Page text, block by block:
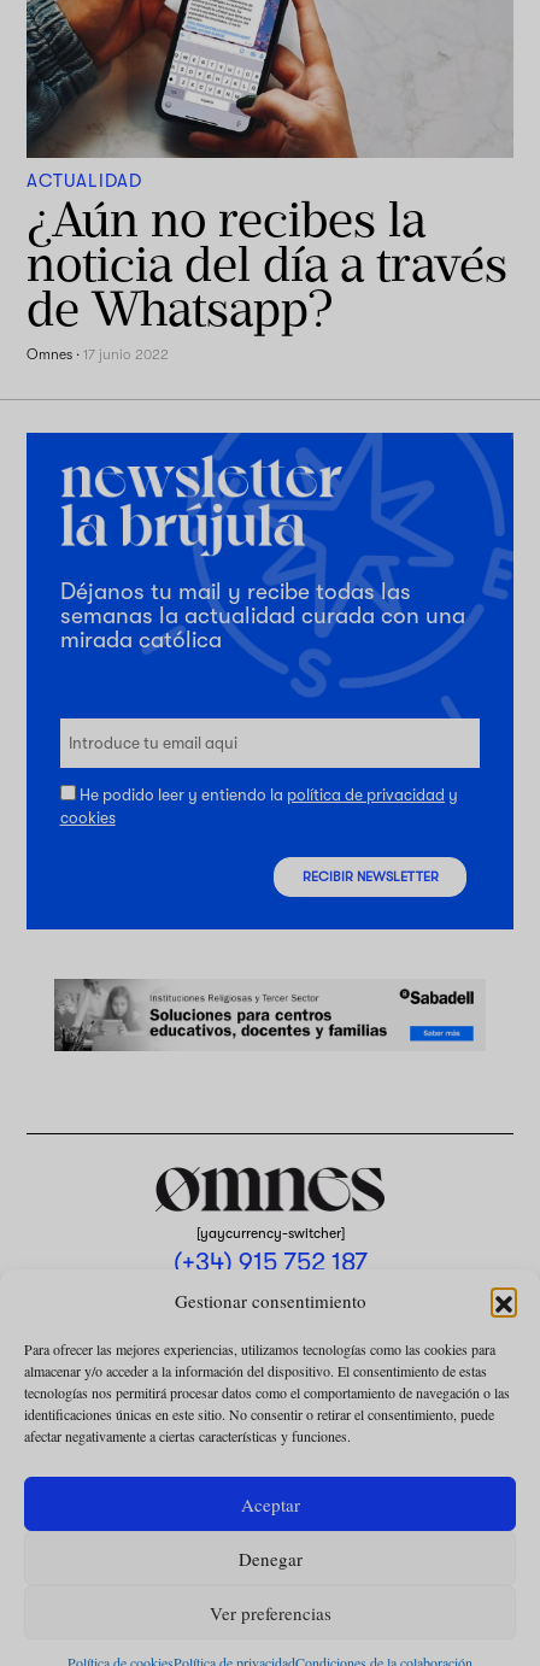
Gestionar consentimiento
Para ofrecer las mejores experiencias, utilizamos tecnologías como las cookies para
almacenar y/o acceder a la información del dispositivo. El consentimiento de estas
tecnologías nos permitirá procesar datos como el comportamiento de navegación o las
identificaciones únicas en este sitio. No consentir o retirar el consentimiento, puede
afectar negativamente a ciertas características y funciones.
Aceptar
Denegar
Ver preferencias
ACTUALIDAD
¿Aún no recibes la
noticia del día a través
de Whatsapp?
Omnes ·17 junio 2022
Déjanos tu mail y recibe todas las
semanas la actualidad curada con una
mirada católica
He podido leer y entiendo la política de privacidad y
cookies
RECIBIR NEWSLETTER
[yaycurrency-switcher]
(+34) 915 752 187
omnes@omnesmag.com
POLÍTICA DE PRIVACIDAD
USO DE COOKIES
CONDICIONES DE LA COLABORACIÓN